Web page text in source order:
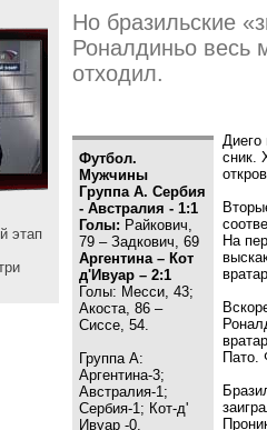
этап
Но бразильские
Роналдиньо весь
отходил.
Футбол.
Мужчины
Группа А. Сербия
- Австралия - 1:1
Голы: Райкович,
79 – Задкович, 69
Аргентина – Кот
д'Ивуар – 2:1
Голы: Месси, 43;
Акоста, 86 –
Сиссе, 54.
Группа А:
Аргентина-3;
Австралия-1;
Сербия-1; Кот-д'
Ивуар -0.
сник.
На
Пато.